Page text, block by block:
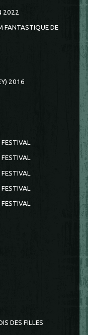
2022
FANTASTIQUE DE
2016
DES FILLES